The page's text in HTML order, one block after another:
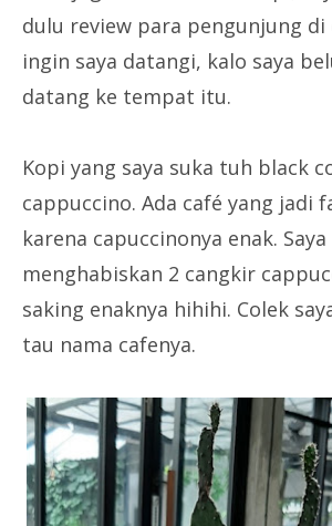
dulu review para pengunjung di
ingin saya datangi, kalo saya
datang ke tempat itu.
Kopi yang saya suka tuh black
cappuccino. Ada café yang jadi
karena capuccinonya enak.
menghabiskan 2 cangkir
saking enaknya hihihi. Colek
tau nama cafenya.